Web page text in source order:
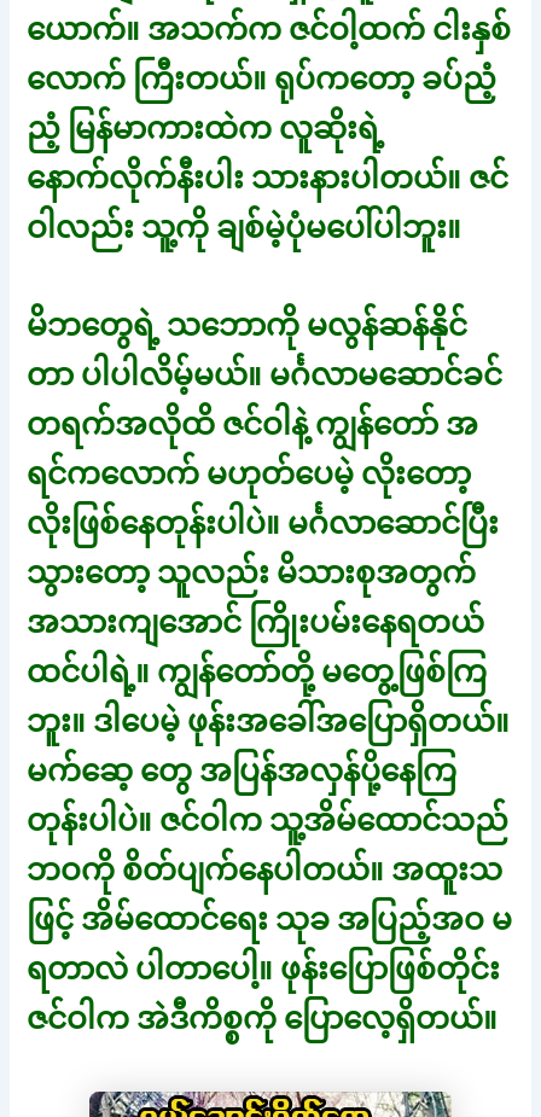
ယောက်။ အသက်က ဇင်ဝါ့ထက် ငါးနှစ်
လောက် ကြီးတယ်။ ရုပ်ကတော့ ခပ်ညံ့
ညံ့ မြန်မာကားထဲက လူဆိုးရဲ့
နောက်လိုက်နီးပါး သားနားပါတယ်။ ဇင်
ဝါလည်း သူ့ကို ချစ်မဲ့ပုံမပေါ်ပါဘူး။
မိဘတွေရဲ့ သဘောကို မလွန်ဆန်နိုင်
တာ ပါပါလိမ့်မယ်။ မင်္ဂလာမဆောင်ခင်
တရက်အလိုထိ ဇင်ဝါနဲ့ ကျွန်တော် အ
ရင်ကလောက် မဟုတ်ပေမဲ့ လိုးတော့
လိုးဖြစ်နေတုန်းပါပဲ။ မင်္ဂလာဆောင်ပြီး
သွားတော့ သူလည်း မိသားစုအတွက်
အသားကျအောင် ကြိုးပမ်းနေရတယ်
ထင်ပါရဲ့။ ကျွန်တော်တို့ မတွေ့ဖြစ်ကြ
ဘူး။ ဒါပေမဲ့ ဖုန်းအခေါ်အပြောရှိတယ်။
မက်ဆေ့ တွေ အပြန်အလှန်ပို့နေကြ
တုန်းပါပဲ။ ဇင်ဝါက သူ့အိမ်ထောင်သည်
ဘဝကို စိတ်ပျက်နေပါတယ်။ အထူးသ
ဖြင့် အိမ်ထောင်ရေး သုခ အပြည့်အဝ မ
ရတာလဲ ပါတာပေါ့။ ဖုန်းပြောဖြစ်တိုင်း
ဇင်ဝါက အဲဒီကိစ္စကို ပြောလေ့ရှိတယ်။